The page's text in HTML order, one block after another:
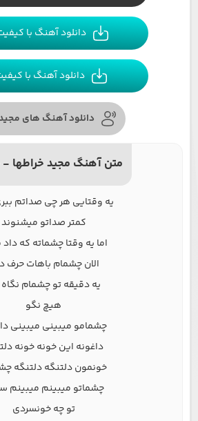
دانلود آهنگ با کیفیت
دانلود آهنگ با کیفیت
دانلود آهنگ های مجید
متن آهنگ مجید خراطها
یه وقتایی هر چی صداتم ببری
کمتر صداتو میشنوند
اما یه وقتا چشماته که داد
الان چشمام باهات حرف
یه دقیقه تو چشمام
هیچ نگو
چشمامو میبینی میبینی
داغونه این خونه خونه
خونمون دلتنگه دلتنگه
چشماتو میبینم میبینم
تو چه خونسردی